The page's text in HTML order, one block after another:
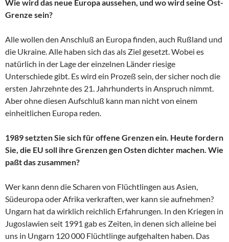
Wie wird das neue Europa aussehen, und wo wird seine Ost-
Grenze sein?
Alle wollen den Anschluß an Europa finden, auch Rußland und
die Ukraine. Alle haben sich das als Ziel gesetzt. Wobei es
natürlich in der Lage der einzelnen Länder riesige
Unterschiede gibt. Es wird ein Prozeß sein, der sicher noch die
ersten Jahrzehnte des 21. Jahrhunderts in Anspruch nimmt.
Aber ohne diesen Aufschluß kann man nicht von einem
einheitlichen Europa reden.
1989 setzten Sie sich für offene Grenzen ein. Heute fordern
Sie, die EU soll ihre Grenzen gen Osten dichter machen. Wie
paßt das zusammen?
Wer kann denn die Scharen von Flüchtlingen aus Asien,
Südeuropa oder Afrika verkraften, wer kann sie aufnehmen?
Ungarn hat da wirklich reichlich Erfahrungen. In den Kriegen in
Jugoslawien seit 1991 gab es Zeiten, in denen sich alleine bei
uns in Ungarn 120 000 Flüchtlinge aufgehalten haben. Das